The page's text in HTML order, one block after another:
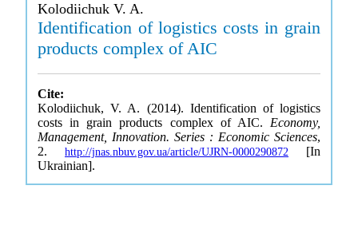
Kolodiichuk V. A.
Identification of logistics costs in grain
products complex of AIC
Cite:
Kolodiichuk, V. A. (2014). Identification of logistics
costs in grain products complex of AIC. Economy,
Management, Innovation. Series : Economic Sciences,
2. http://jnas.nbuv.gov.ua/article/UJRN-0000290872 [In
Ukrainian].